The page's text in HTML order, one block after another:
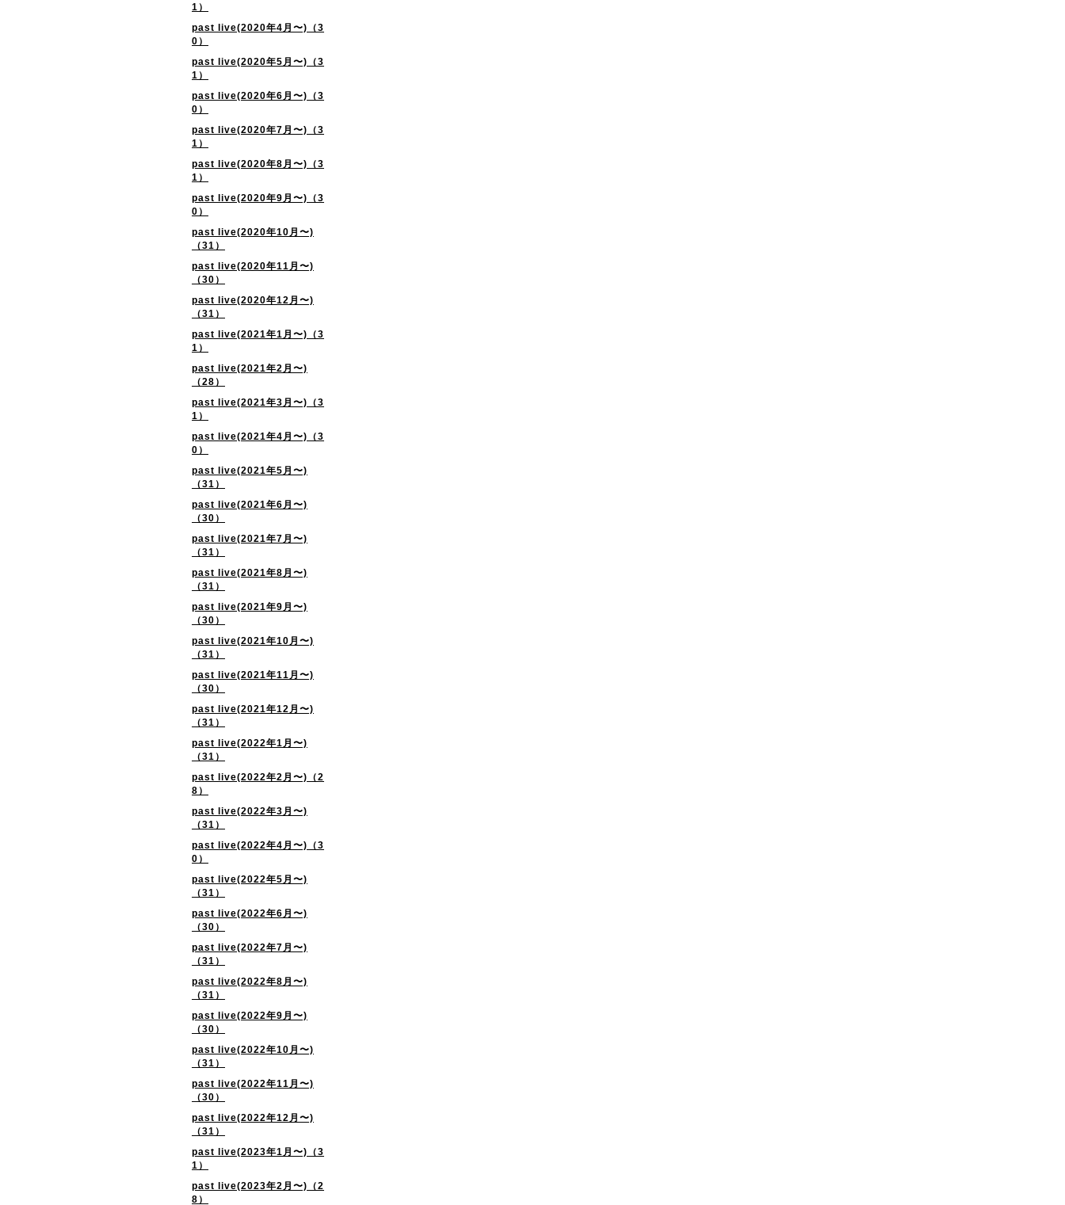
1）
past live(2020年4月〜)（3
0）
past live(2020年5月〜)（3
1）
past live(2020年6月〜)（3
0）
past live(2020年7月〜)（3
1）
past live(2020年8月〜)（3
1）
past live(2020年9月〜)（3
0）
past live(2020年10月〜)
（31）
past live(2020年11月〜)
（30）
past live(2020年12月〜)
（31）
past live(2021年1月〜)（3
1）
past live(2021年2月〜)
（28）
past live(2021年3月〜)（3
1）
past live(2021年4月〜)（3
0）
past live(2021年5月〜)
（31）
past live(2021年6月〜)
（30）
past live(2021年7月〜)
（31）
past live(2021年8月〜)
（31）
past live(2021年9月〜)
（30）
past live(2021年10月〜)
（31）
past live(2021年11月〜)
（30）
past live(2021年12月〜)
（31）
past live(2022年1月〜)
（31）
past live(2022年2月〜)（2
8）
past live(2022年3月〜)
（31）
past live(2022年4月〜)（3
0）
past live(2022年5月〜)
（31）
past live(2022年6月〜)
（30）
past live(2022年7月〜)
（31）
past live(2022年8月〜)
（31）
past live(2022年9月〜)
（30）
past live(2022年10月〜)
（31）
past live(2022年11月〜)
（30）
past live(2022年12月〜)
（31）
past live(2023年1月〜)（3
1）
past live(2023年2月〜)（2
8）